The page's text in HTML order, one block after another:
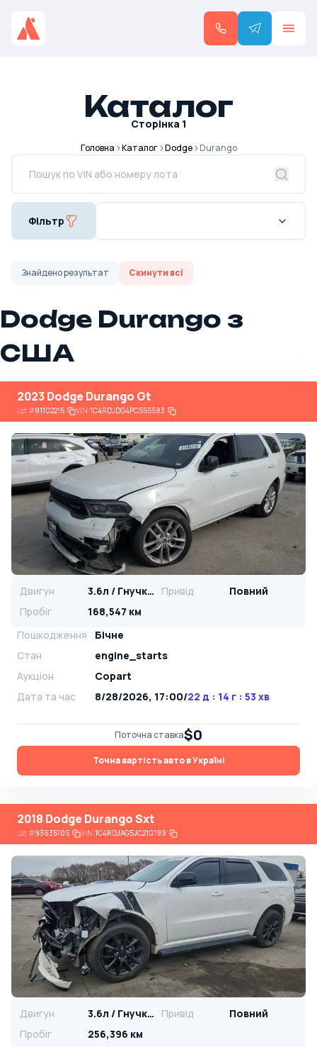
Каталог
Сторінка 1
Головна Каталог Dodge Durango
Фільтр
Знайденорезультат Скинути всі
Dodge Durango з
США
2023 Dodge Durango Gt
Lot#81102215 VIN:1C4RDJDG4PC555583
Двигун 3.6л / Гнучке паливо Привід
Повний
Пробіг
168,547 км
Пошкодження
Бічне
Стан
engine_starts
Аукціон
Copart
Дата та час
8/28/2026, 17:00/22 д : 14 г : 53 хв
Поточна ставка$0
Точна вартість авто в Україні
2018 Dodge Durango Sxt
Lot#93635105 VIN:1C4RDJAG5JC210199
Двигун 3.6л / Гнучке паливо Привід
Повний
Пробіг
256,396 км